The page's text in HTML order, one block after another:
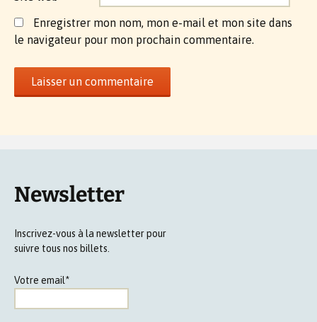
Enregistrer mon nom, mon e-mail et mon site dans
le navigateur pour mon prochain commentaire.
Newsletter
Inscrivez-vous à la newsletter pour
suivre tous nos billets.
Votre email*